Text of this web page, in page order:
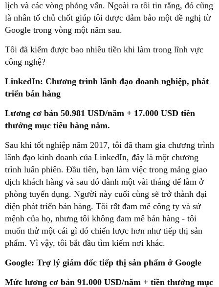
lịch và các vòng phỏng vấn. Ngoài ra tôi tin rằng, đó cũng
là nhân tố chủ chốt giúp tôi được đảm bảo một đề nghị từ
Google trong vòng một năm sau.
Tôi đã kiếm được bao nhiêu tiền khi làm trong lĩnh vực
công nghệ?
LinkedIn: Chương trình lãnh đạo doanh nghiệp, phát
triển bán hàng
Lương cơ bản 50.981 USD/năm + 17.000 USD tiền
thưởng mục tiêu hàng năm.
Sau khi tốt nghiệp năm 2017, tôi đã tham gia chương trình
lãnh đạo kinh doanh của LinkedIn, đây là một chương
trình luân phiên. Đầu tiên, bạn làm việc trong mảng giao
dịch khách hàng và sau đó dành một vài tháng để làm ở
phòng tuyển dụng. Người này cuối cùng sẽ trở thành đại
diện phát triển bán hàng. Tôi rất đam mê công ty và sứ
mệnh của họ, nhưng tôi không đam mê bán hàng - tôi
muốn thử một cái gì đó chiến lược hơn như tiếp thị sản
phẩm. Vì vậy, tôi bắt đầu tìm kiếm nơi khác.
Google: Trợ lý giám đốc tiếp thị sản phẩm ở Google
Mức lương cơ bản 91.000 USD/năm + tiền thưởng mục